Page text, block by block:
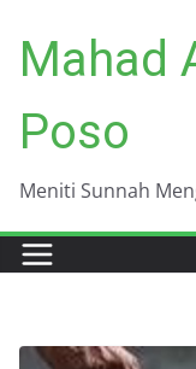
content
Mahad
Poso
Meniti Sunnah